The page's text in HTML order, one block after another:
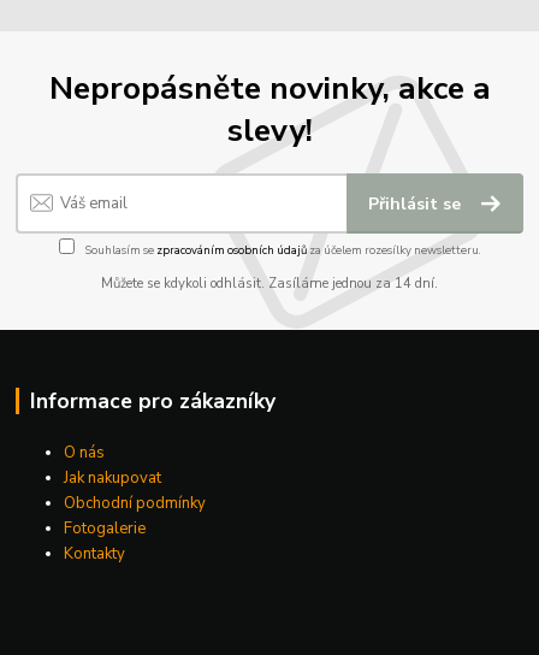
Nepropásněte novinky, akce a
slevy!
Přihlásit se
Souhlasím se zpracováním osobních údajůza účelem rozesílky newsletteru.
Můžete se kdykoli odhlásit. Zasíláme jednou za 14 dní.
Informace pro zákazníky
O nás
Jak nakupovat
Obchodní podmínky
Fotogalerie
Kontakty